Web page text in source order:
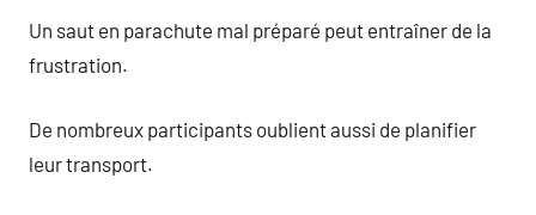
Un saut en parachute mal préparé peut entraîner de la
frustration.
De nombreux participants oublient aussi de planifier
leur transport.